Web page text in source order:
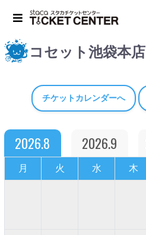
コセット池袋本店
チケットカレンダーへ
2026.8 2026.9
月 火 水 木